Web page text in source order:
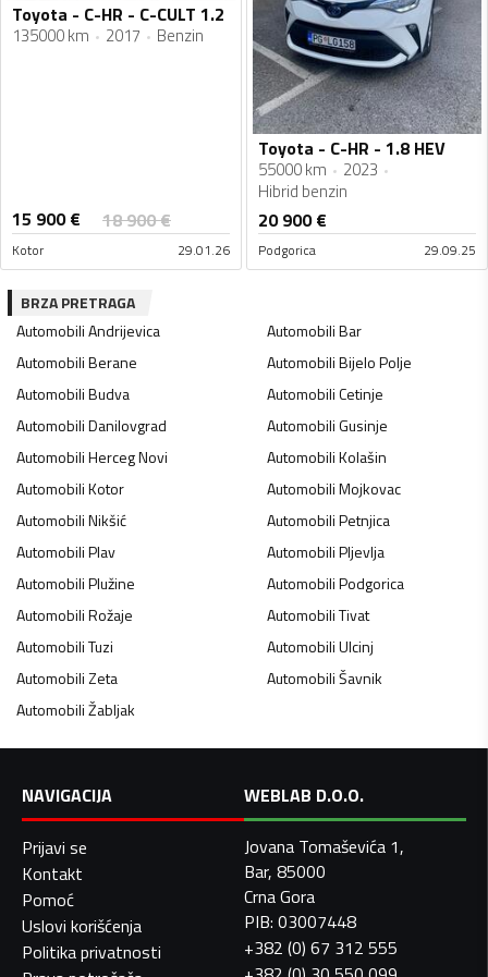
Toyota - C-HR - C-CULT 1.2
135000 km 2017 Benzin
15 900€ 18 900€
Kotor 29.01.26
Toyota - C-HR - 1.8 HEV
55000 km
2023
Hibrid benzin
20 900€
Podgorica 29.09.25
BRZA PRETRAGA
AutomobiliAndrijevica AutomobiliBar
AutomobiliBerane AutomobiliBijelo Polje
AutomobiliBudva AutomobiliCetinje
AutomobiliDanilovgrad AutomobiliGusinje
AutomobiliHerceg Novi AutomobiliKolašin
AutomobiliKotor AutomobiliMojkovac
AutomobiliNikšić AutomobiliPetnjica
AutomobiliPlav AutomobiliPljevlja
AutomobiliPlužine AutomobiliPodgorica
AutomobiliRožaje AutomobiliTivat
AutomobiliTuzi AutomobiliUlcinj
AutomobiliZeta AutomobiliŠavnik
AutomobiliŽabljak
NAVIGACIJA
Prijavi se
Kontakt
Pomoć
Uslovi korišćenja
Politika privatnosti
WEBLAB D.O.O.
Jovana Tomaševića 1,
Bar, 85000
Crna Gora
PIB: 03007448
+382 (0) 67 312 555